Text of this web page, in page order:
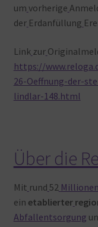
um vorherige
der Erdanfüllung
Link zur
https://
26-Oeffnung-der-
lindlar-148.html
Über die
Mit rund 52 Millionen
ein etablierter
Abfallentsorgung